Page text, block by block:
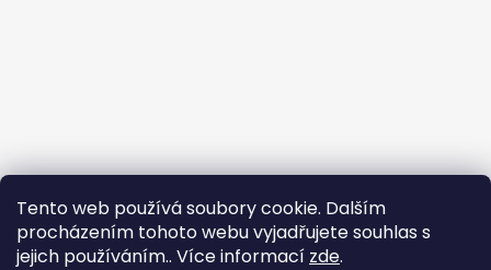
Tento web používá soubory cookie. Dalším
procházením tohoto webu vyjadřujete souhlas s
jejich používáním.. Více informací zde.